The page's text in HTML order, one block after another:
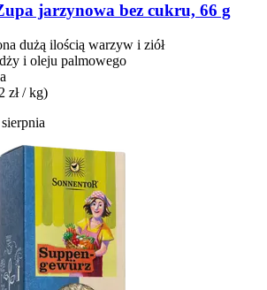
jarzynowa bez cukru, 66 g
dużą ilością warzyw i ziół
i oleju palmowego
zł / kg)